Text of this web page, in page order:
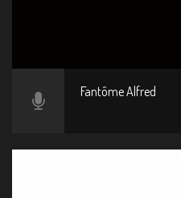
Fantôme Alfred